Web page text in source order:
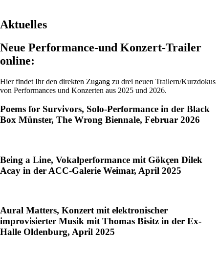
Aktuelles
Neue Performance-und Konzert-Trailer
online:
Hier findet Ihr den direkten Zugang zu drei neuen Trailern/Kurzdokus
von Performances und Konzerten aus 2025 und 2026.
Poems for Survivors, Solo-Performance in der Black
Box Münster, The Wrong Biennale, Februar 2026
Being a Line, Vokalperformance mit Gökçen Dilek
Acay in der ACC-Galerie Weimar, April 2025
Aural Matters, Konzert mit elektronischer
improvisierter Musik mit Thomas Bisitz in der Ex-
Halle Oldenburg, April 2025